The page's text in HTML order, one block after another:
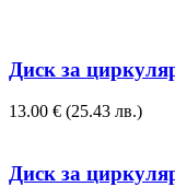
Диск за
13.00 € (25.43 лв.)
Диск за